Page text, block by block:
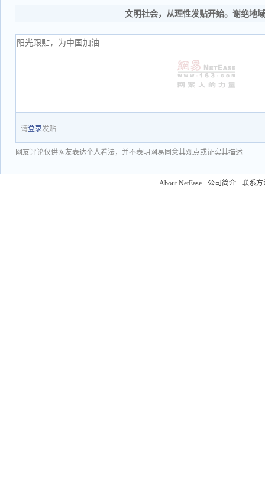
文明社会，从理性发贴开始。谢绝地
请登录发贴
网友评论仅供网友表达个人看法，并不表明网易同意其观点或证实其描述
About NetEase - 公司简介 - 联系方